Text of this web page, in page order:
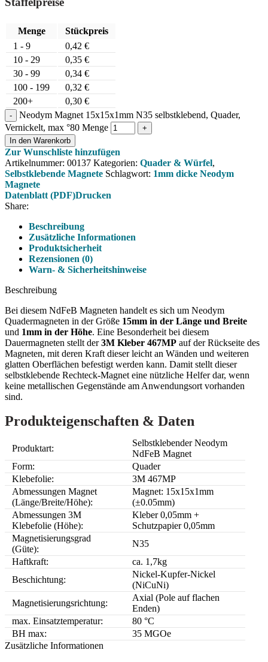
Menge
Stückpreis
1 - 9
0,42 €
10 - 29
0,35 €
30 - 99
0,34 €
100 - 199
0,32 €
200+
0,30 €
Neodym Magnet 15x15x1mm N35 selbstklebend, Quader,
Vernickelt, max °80 Menge
In den Warenkorb
Zur Wunschliste hinzufügen
Artikelnummer: 00137 Kategorien: Quader & Würfel,
Selbstklebende Magnete Schlagwort: 1mm dicke Neodym
Magnete
Datenblatt (PDF)Drucken
Share:
Beschreibung
Zusätzliche Informationen
Produktsicherheit
Rezensionen (0)
Warn- & Sicherheitshinweise
Beschreibung
Bei diesem NdFeB Magneten handelt es sich um Neodym
Quadermagneten in der Größe 15mm in der Länge und Breite
und 1mm in der Höhe. Eine Besonderheit bei diesem
Dauermagneten stellt der3M Kleber 467MP auf der Rückseite des
Magneten, mit deren Kraft dieser leicht an Wänden und weiteren
glatten Oberflächen befestigt werden kann. Damit stellt dieser
selbstklebende Rechteck-Magnet eine nützliche Helfer dar, wenn
keine metallischen Gegenstände am Anwendungsort vorhanden
sind.
Produkteigenschaften & Daten
Produktart:
Selbstklebender Neodym
NdFeB Magnet
Form:
Quader
Klebefolie:
3M 467MP
Abmessungen Magnet
(Länge/Breite/Höhe):
Magnet: 15x15x1mm
(±0.05mm)
Abmessungen 3M
Klebefolie (Höhe):
Kleber 0,05mm +
Schutzpapier 0,05mm
Magnetisierungsgrad
(Güte):
N35
Haftkraft:
ca. 1,7kg
Beschichtung:
Nickel-Kupfer-Nickel
(NiCuNi)
Magnetisierungsrichtung:
Axial (Pole auf flachen
Enden)
max. Einsatztemperatur:
80 °C
BH max:
35 MGOe
Zusätzliche Informationen